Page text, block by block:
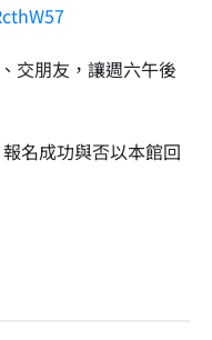
交朋友，讓週六午後
名成功與否以本館回